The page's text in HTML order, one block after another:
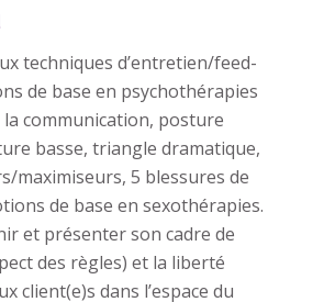
techniques d’entretien/feed-
de base en psychothérapies
communication, posture
basse, triangle dramatique,
maximiseurs, 5 blessures de
de base en sexothérapies.
et présenter son cadre de
des règles) et la liberté
client(e)s dans l’espace du